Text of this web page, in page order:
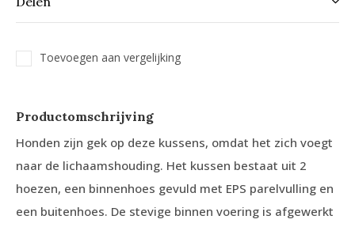
Toevoegen aan vergelijking
Productomschrijving
Honden zijn gek op deze kussens, omdat het zich voegt
naar de lichaamshouding. Het kussen bestaat uit 2
hoezen, een binnenhoes gevuld met EPS parelvulling en
een buitenhoes. De stevige binnen voering is afgewerkt